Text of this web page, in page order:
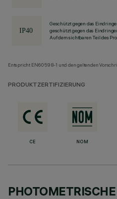
Geschützt gegen das
geschützt gegen das
Auf dem sichtbaren Teil des
Entspricht EN60598-1 und den geltenden
PRODUKTZERTIFIZIERUNG
CE NOM